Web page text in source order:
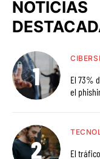
NOTICIAS
El 73%
el
El